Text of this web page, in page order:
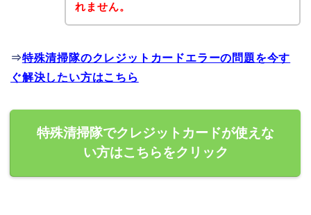
れません。
⇒特殊清掃隊のクレジットカードエラーの問題を今す
ぐ解決したい方はこちら
特殊清掃隊でクレジットカードが使えな
い方はこちらをクリック